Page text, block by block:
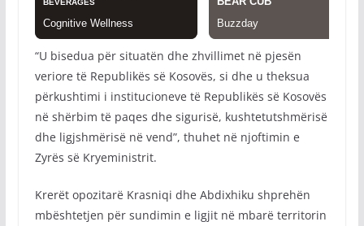
“U bisedua për situatën dhe zhvillimet në pjesën
veriore të Republikës së Kosovës, si dhe u theksua
përkushtimi i institucioneve të Republikës së Kosovës
në shërbim të paqes dhe sigurisë, kushtetutshmërisë
dhe ligjshmërisë në vend”, thuhet në njoftimin e
Zyrës së Kryeministrit.
Krerët opozitarë Krasniqi dhe Abdixhiku shprehën
mbështetjen për sundimin e ligjit në mbarë territorin